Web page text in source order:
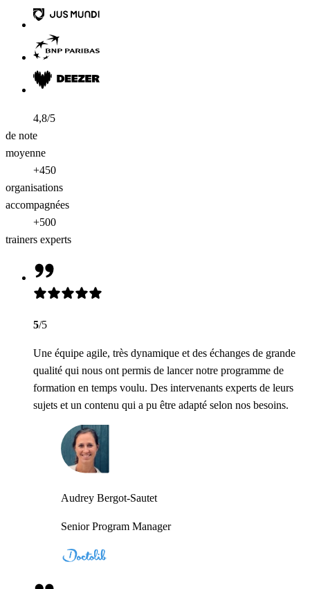
4,8/5
de note
moyenne
+450
organisations
accompagnées
+500
trainers experts
5/5
Une équipe agile, très dynamique et des échanges de grande
qualité qui nous ont permis de lancer notre programme de
formation en temps voulu. Des intervenants experts de leurs
sujets et un contenu qui a pu être adapté selon nos besoins.
Audrey Bergot-Sautet
Senior Program Manager